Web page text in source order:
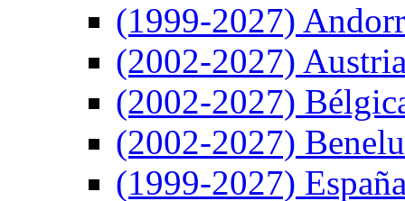
(1999-2027)
(2002-2027)
(2002-2027)
(2002-2027)
(1999-2027)